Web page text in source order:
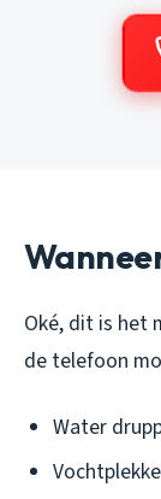
Oké, dit is het
de telefoon
Water